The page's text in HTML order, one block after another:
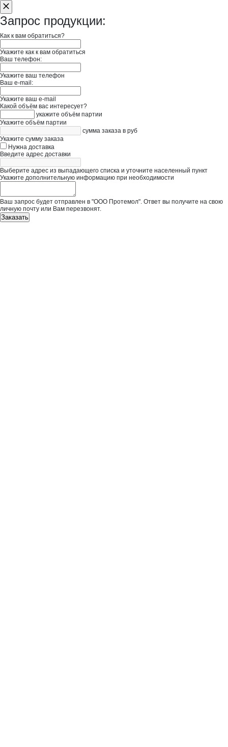
Запрос продукции:
Как к вам обратиться?
Укажите как к вам обратиться
Ваш телефон:
Укажите ваш телефон
Ваш e-mail:
Укажите ваш e-mail
Какой объём вас интересует?
укажите объём партии
Укажите объём партии
сумма заказа в руб
Укажите сумму заказа
Нужна доставка
Введите адрес доставки
Выберите адрес из выпадающего списка и уточните населенный пункт
Укажите дополнительную информацию при необходимости
Ваш запрос будет отправлен в "ООО Протемол". Ответ вы получите на свою
личную почту или Вам перезвонят.
Заказать